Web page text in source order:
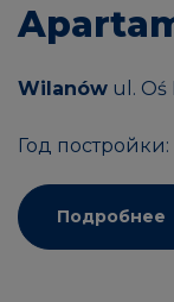
Wilanów ul. Oś
Год постройки:
Подробнее